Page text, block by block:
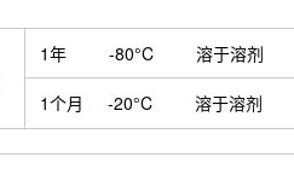
1年 -80°C 溶于溶剂
1个月 -20°C 溶于溶剂